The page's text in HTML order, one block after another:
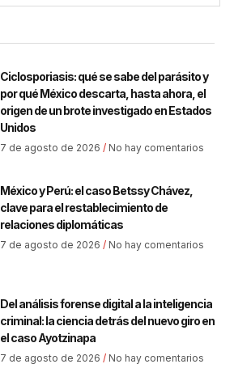
Ciclosporiasis: qué se sabe del parásito y
por qué México descarta, hasta ahora, el
origen de un brote investigado en Estados
Unidos
7 de agosto de 2026 No hay comentarios
México y Perú: el caso Betssy Chávez,
clave para el restablecimiento de
relaciones diplomáticas
7 de agosto de 2026 No hay comentarios
Del análisis forense digital a la inteligencia
criminal: la ciencia detrás del nuevo giro en
el caso Ayotzinapa
7 de agosto de 2026 No hay comentarios